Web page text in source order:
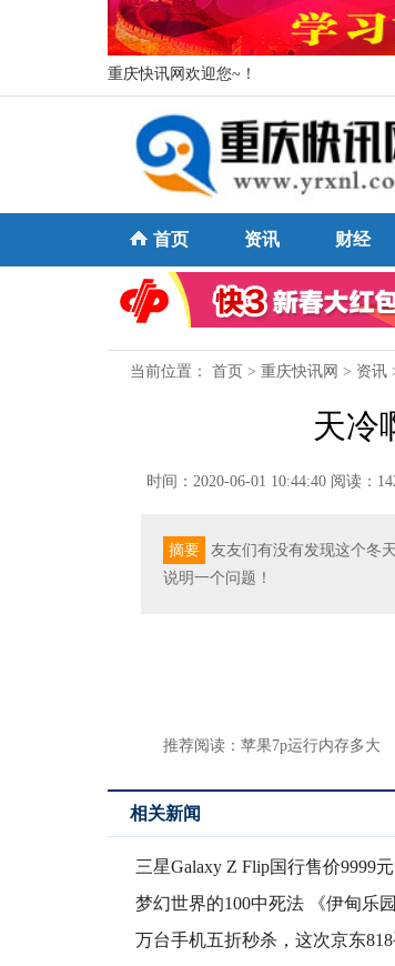
重庆快讯网欢迎您~！
首页 资讯 财经
当前位置： 首页 > 重庆快讯网 > 资讯
天冷
时间：2020-06-01 10:44:40 阅读：
摘要
友友们有没有发现这个冬
说明一个问题！
推荐阅读： 苹果7p运行内存多大
相关新闻
三星Galaxy Z Flip国行售价9999
梦幻世界的100中死法 《伊甸乐
万台手机五折秒杀，这次京东